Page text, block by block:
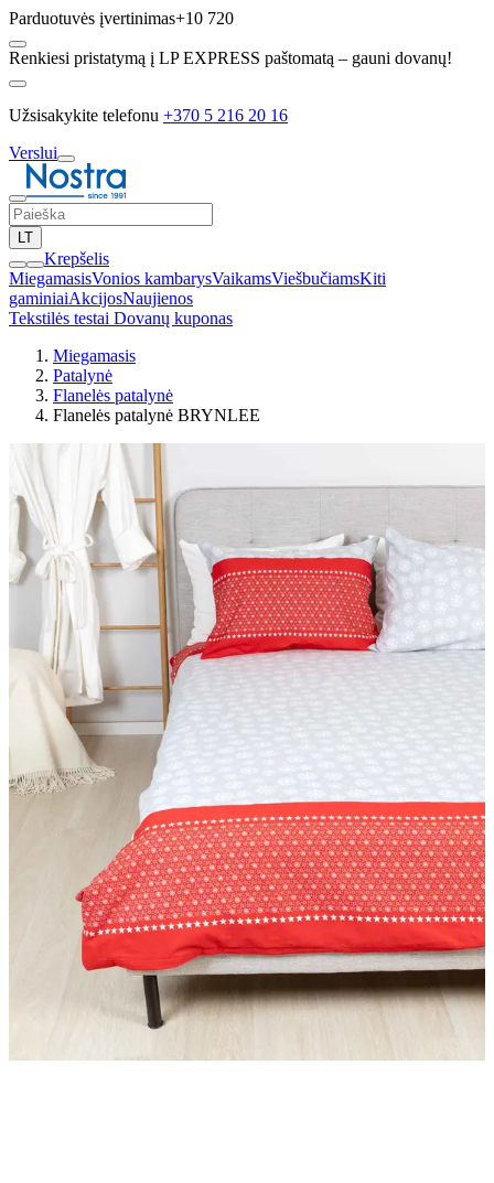
Parduotuvės įvertinimas+10 720
Renkiesi pristatymą į LP EXPRESS paštomatą – gauni dovanų!
Užsisakykite telefonu +370 5 216 20 16
Verslui
LT
Krepšelis
MiegamasisVonios kambarysVaikamsViešbučiamsKiti
gaminiaiAkcijosNaujienos
Tekstilės testai Dovanų kuponas
Miegamasis
Patalynė
Flanelės patalynė
Flanelės patalynė BRYNLEE